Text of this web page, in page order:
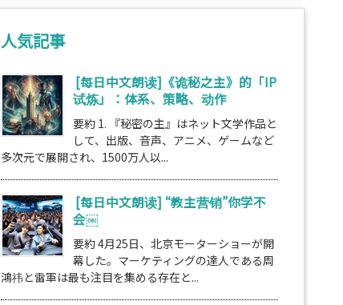
人気記事
[每日中文朗读]《诡秘之主》的「IP
试炼」：体系、策略、动作
要約 1. 『秘密の主』はネット文学作品と
して、出版、音声、アニメ、ゲームなど
多次元で展開され、1500万人以...
[每日中文朗读] “教主营销”你学不
会￼
要約 4月25日、北京モーターショーが開
幕した。マーケティングの達人である周
鴻祎と雷軍は最も注目を集める存在と...